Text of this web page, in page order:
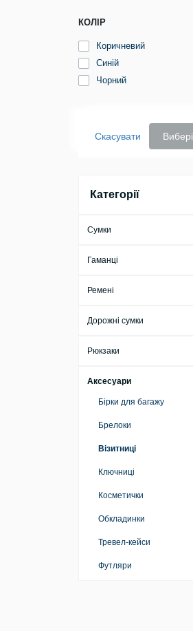
КОЛІР
Коричневий
Синій
Чорний
Скасувати
Категорії
Сумки
Гаманці
Ремені
Дорожні сумки
Рюкзаки
Аксесуари
Бірки для багажу
Брелоки
Візитниці
Ключниці
Косметички
Обкладинки
Тревел-кейси
Футляри